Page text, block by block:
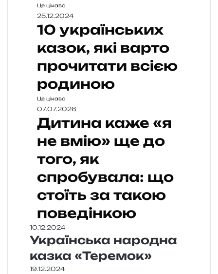
Це цікаво
25.12.2024
10 українських
казок, які варто
прочитати всією
родиною
Це цікаво
07.07.2026
Дитина каже «я
не вмію» ще до
того, як
спробувала: що
стоїть за такою
поведінкою
10.12.2024
Українська народна
казка «Теремок»
19.12.2024